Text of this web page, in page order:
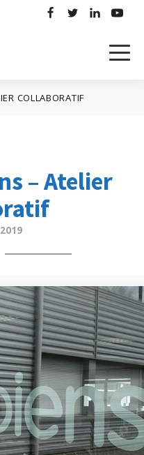
COLLABORATIF
– Atelier